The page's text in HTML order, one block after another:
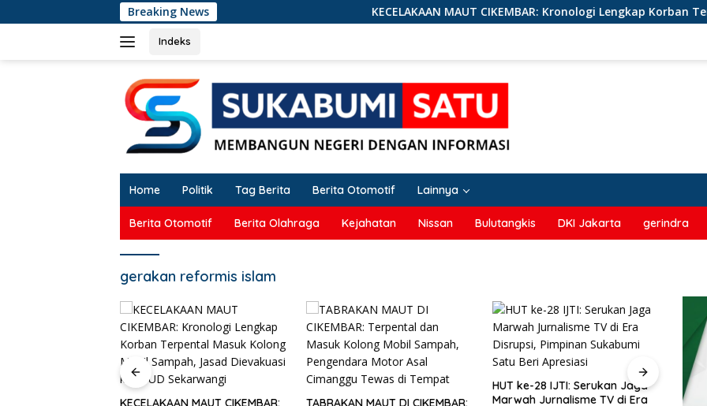
ke
Breaking News KECELAKAAN MAUT CIKEMBAR: Kronologi Lengkap Korban
Indeks
Home Politik Tag Berita Berita Otomotif Lainnya
Berita Otomotif Berita Olahraga Kejahatan Nissan Bulutangkis DKI Jakarta gerindra
gerakan reformis islam
KECELAKAAN MAUT CIKEMBAR:
TABRAKAN MAUT DI CIKEMBAR:
HUT ke-28 IJTI: Serukan Jaga
Marwah Jurnalisme TV di Era